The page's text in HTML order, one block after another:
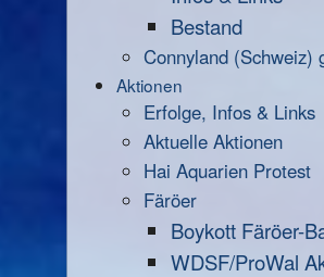
Bestand
Connyland (Schweiz)
Aktionen
Erfolge, Infos & Links
Aktuelle Aktionen
Hai Aquarien Protest
Färöer
Boykott Färöer-
WDSF/ProWal